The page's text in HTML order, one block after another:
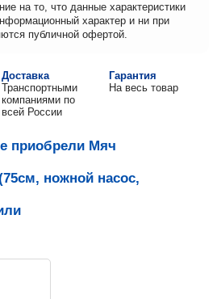
на то, что данные характеристики
характер и ни при
публичной офертой.
Доставка
Транспортными
компаниями по
всей России
Гарантия
На весь товар
приобрели Мяч
ножной насос,